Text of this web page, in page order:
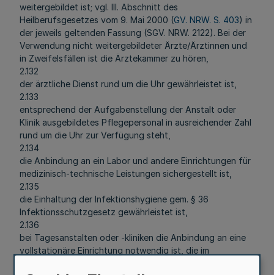
weitergebildet ist; vgl. III. Abschnitt des
Heilberufsgesetzes vom 9. Mai 2000 (GV. NRW. S. 403) in
der jeweils geltenden Fassung (SGV. NRW. 2122). Bei der
Verwendung nicht weitergebildeter Ärzte/Ärztinnen und
in Zweifelsfällen ist die Ärztekammer zu hören,
2.132
der ärztliche Dienst rund um die Uhr gewährleistet ist,
2.133
entsprechend der Aufgabenstellung der Anstalt oder
Klinik ausgebildetes Pflegepersonal in ausreichender Zahl
rund um die Uhr zur Verfügung steht,
2.134
die Anbindung an ein Labor und andere Einrichtungen für
medizinisch-technische Leistungen sichergestellt ist,
2.135
die Einhaltung der Infektionshygiene gem. § 36
Infektionsschutzgesetz gewährleistet ist,
2.136
bei Tagesanstalten oder -kliniken die Anbindung an eine
vollstationäre Einrichtung notwendig ist, die im